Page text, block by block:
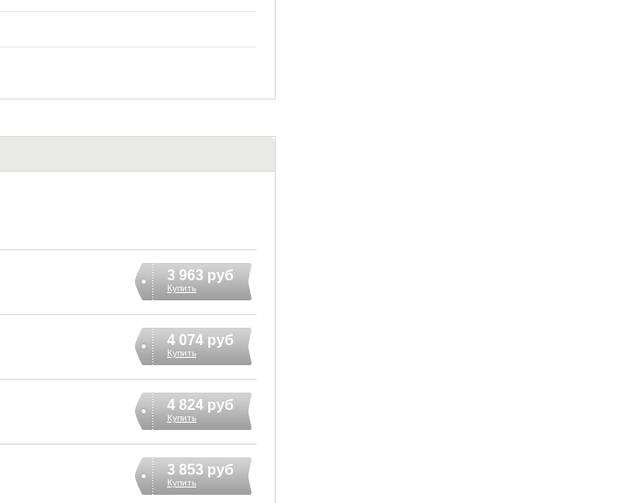
3 963 руб
Купить
4 074 руб
Купить
4 824 руб
Купить
3 853 руб
Купить